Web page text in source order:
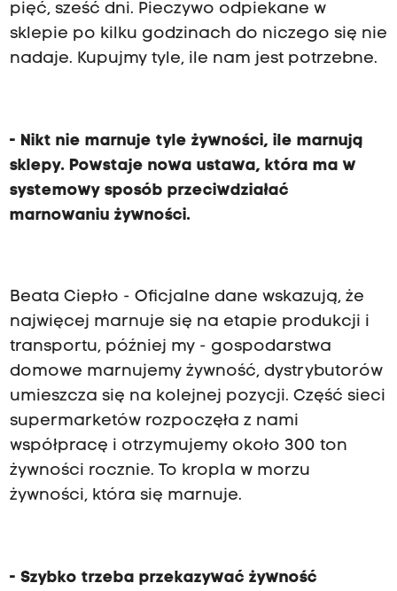
pięć, sześć dni. Pieczywo odpiekane w
sklepie po kilku godzinach do niczego się nie
nadaje. Kupujmy tyle, ile nam jest potrzebne.
- Nikt nie marnuje tyle żywności, ile marnują
sklepy. Powstaje nowa ustawa, która ma w
systemowy sposób przeciwdziałać
marnowaniu żywności.
Beata Ciepło - Oficjalne dane wskazują, że
najwięcej marnuje się na etapie produkcji i
transportu, później my - gospodarstwa
domowe marnujemy żywność, dystrybutorów
umieszcza się na kolejnej pozycji. Część sieci
supermarketów rozpoczęła z nami
współpracę i otrzymujemy około 300 ton
żywności rocznie. To kropla w morzu
żywności, która się marnuje.
- Szybko trzeba przekazywać żywność